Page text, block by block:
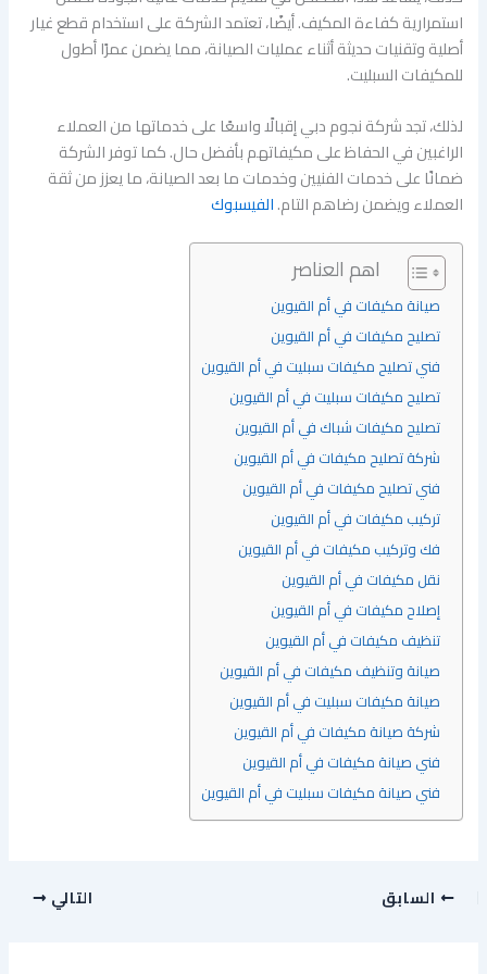
استمرارية كفاءة المكيف. أيضًا، تعتمد الشركة على استخدام قطع غيار
أصلية وتقنيات حديثة أثناء عمليات الصيانة، مما يضمن عمرًا أطول
للمكيفات السبليت.
لذلك، تجد شركة نجوم دبي إقبالًا واسعًا على خدماتها من العملاء
الراغبين في الحفاظ على مكيفاتهم بأفضل حال. كما توفر الشركة
ضمانًا على خدمات الفنيين وخدمات ما بعد الصيانة، ما يعزز من ثقة
العملاء ويضمن رضاهم التام.الفيسبوك
اهم العناصر
صيانة مكيفات في أم القيوين
تصليح مكيفات في أم القيوين
فني تصليح مكيفات سبليت في أم القيوين
تصليح مكيفات سبليت في أم القيوين
تصليح مكيفات شباك في أم القيوين
شركة تصليح مكيفات في أم القيوين
فني تصليح مكيفات في أم القيوين
تركيب مكيفات في أم القيوين
فك وتركيب مكيفات في أم القيوين
نقل مكيفات في أم القيوين
إصلاح مكيفات في أم القيوين
تنظيف مكيفات في أم القيوين
صيانة وتنظيف مكيفات في أم القيوين
صيانة مكيفات سبليت في أم القيوين
شركة صيانة مكيفات في أم القيوين
فني صيانة مكيفات في أم القيوين
فني صيانة مكيفات سبليت في أم القيوين
السابق التالي